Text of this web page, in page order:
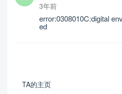
3年前
error:0308010C:digital
ed
TA的主页